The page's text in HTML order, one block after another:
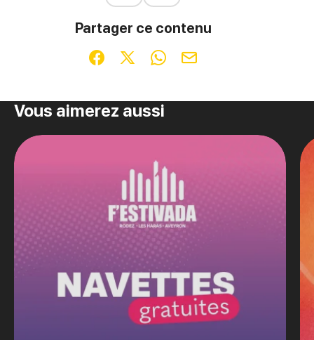
Partager ce contenu
Partager sur Facebook (nouvelle fenêtre)
Partager sur X / Twitter (nouvelle
Partager sur WhatsApp
Partager par mail
Vous aimerez aussi